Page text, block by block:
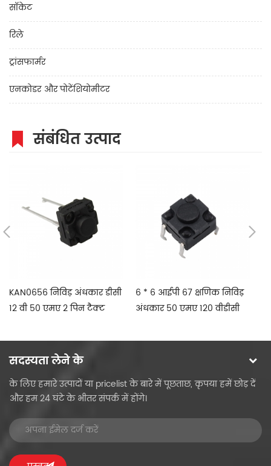
सॉकेट
रिले
ट्रांसफार्मर
एनकोडर और पोटेंशियोमीटर
संबंधित उत्पाद
KAN0656 निविड़ अंधकार डीसी
12 वी 50 एमए 2 पिन टैक्ट
6 * 6 आईपी 67 क्षणिक निविड़
अंधकार 50 एमए 120 वीडीसी
सदस्यता लेने के
के लिए हमारे उत्पादों या pricelist के बारे में पूछताछ, कृपया हमें छोड़ दें
और हम 24 घंटे के भीतर संपर्क में होंगे।